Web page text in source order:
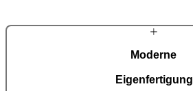
Moderne
Eigenfertigung